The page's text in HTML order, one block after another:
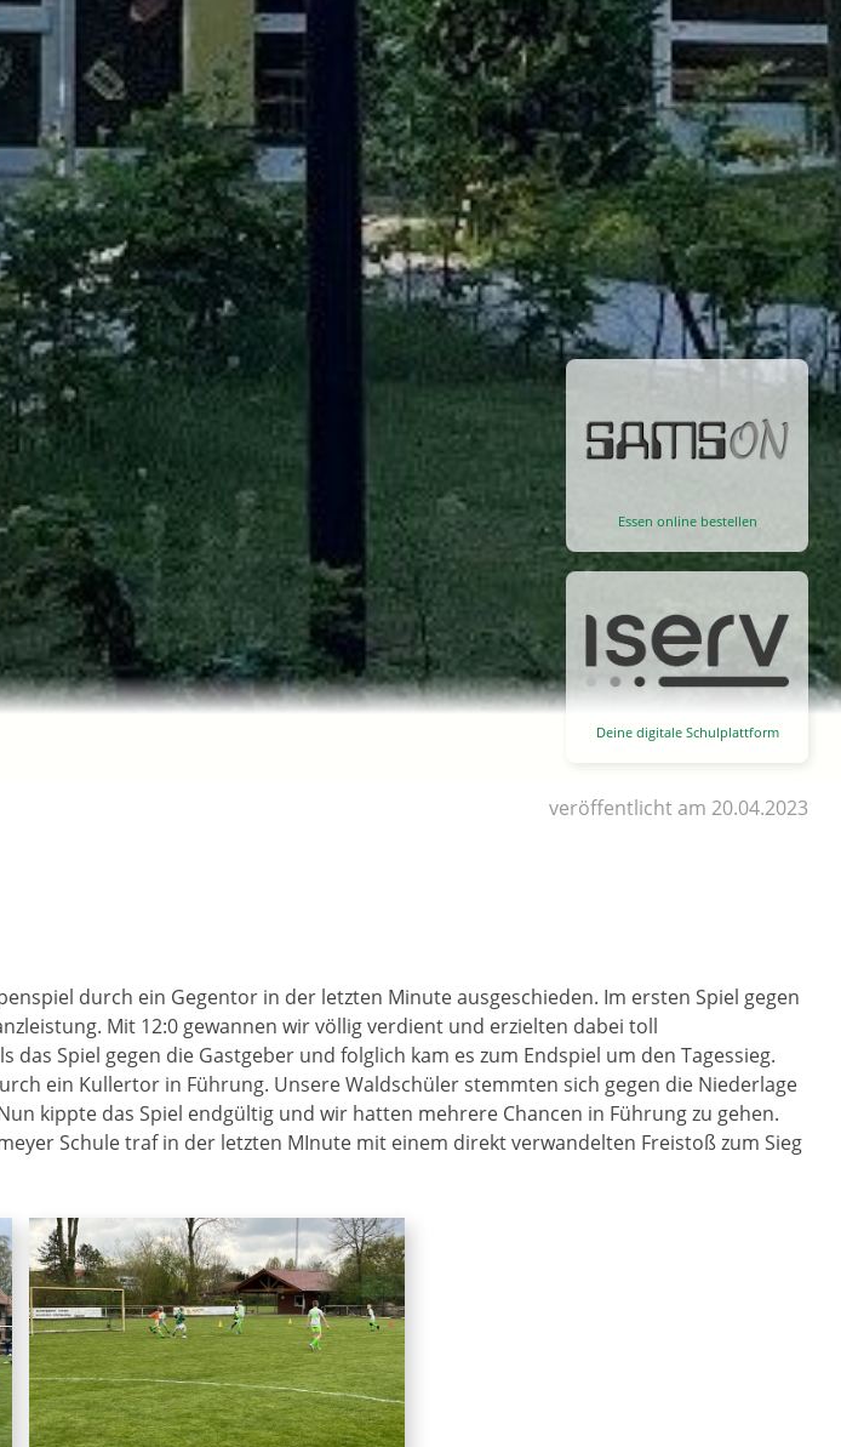
Essen online bestellen
Deine digitale Schulplattform
veröffentlicht am 20.04.2023
durch ein Gegentor in der letzten Minute ausgeschieden. Im ersten Spiel gegen
Mit 12:0 gewannen wir völlig verdient und erzielten dabei toll
Spiel gegen die Gastgeber und folglich kam es zum Endspiel um den Tagessieg.
ein Kullertor in Führung. Unsere Waldschüler stemmten sich gegen die Niederlage
kippte das Spiel endgültig und wir hatten mehrere Chancen in Führung zu gehen.
Schule traf in der letzten MInute mit einem direkt verwandelten Freistoß zum Sieg